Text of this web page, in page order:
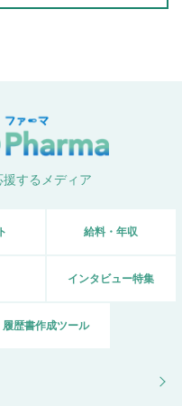
するメディア
給料・年収
インタビュー特集
履歴書作成ツール